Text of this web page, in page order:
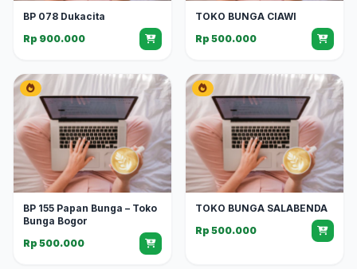
BP 078 Dukacita
Rp 900.000
TOKO BUNGA CIAWI
Rp 500.000
BP 155 Papan Bunga – Toko
Bunga Bogor
Rp 500.000
TOKO BUNGA SALABENDA
Rp 500.000